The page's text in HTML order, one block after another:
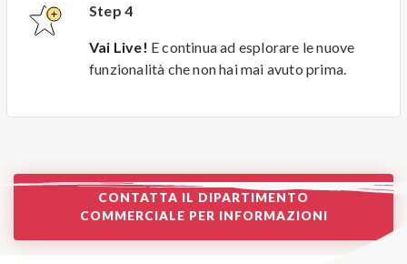
Step 4
Vai Live! E continua ad esplorare le nuove
funzionalità che non hai mai avuto prima.
CONTATTA IL DIPARTIMENTO
COMMERCIALE PER INFORMAZIONI